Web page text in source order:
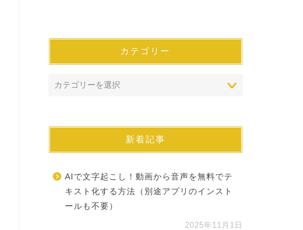
カテゴリー
新着記事
AIで文字起こし！動画から音声を無料でテ
キスト化する方法（別途アプリのインスト
ールも不要）
2025年11月1日